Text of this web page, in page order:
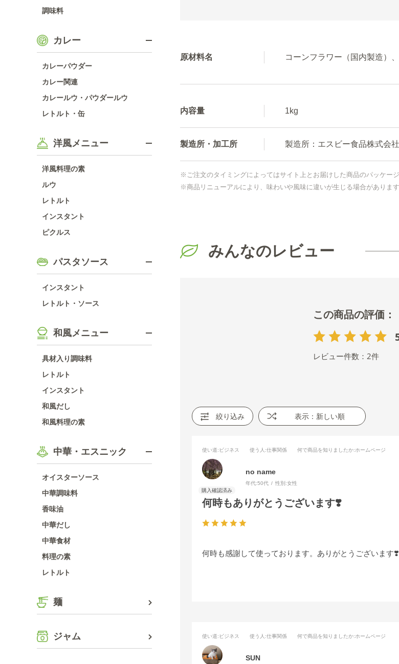
調味料
カレー
カレーパウダー
カレー関連
カレールウ・パウダールウ
レトルト・缶
洋風メニュー
洋風料理の素
ルウ
レトルト
インスタント
ピクルス
パスタソース
インスタント
レトルト・ソース
和風メニュー
具材入り調味料
レトルト
インスタント
和風だし
和風料理の素
中華・エスニック
オイスターソース
中華調味料
香味油
中華だし
中華食材
料理の素
レトルト
麺
ジャム
原材料名 コーンフラワー（国内製造）
内容量 1kg
製造所・加工所 製造所：エスビー食品株式会
※ご注文のタイミングによってはサイト上とお届けした商品のパッケー
※商品リニューアルにより、味わいや風味に違いが生じる場合がありま
みんなのレビュー
レビュー件数： 2件
絞り込み 表示：新しい順
何時もありがとうございます❣️
使い道:ビジネス 使う人 :仕事関係 何で商品を知りましたか:ホームページ
no name
年代:50代 性別:女性
何時も感謝して使っております。ありがとうございます❣️
使い道:ビジネス 使う人 :仕事関係 何で商品を知りましたか:ホームページ
SUN